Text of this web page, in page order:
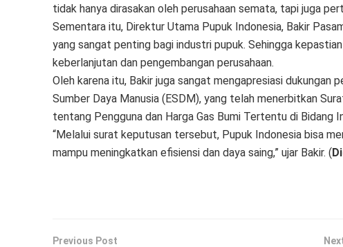
tidak hanya dirasakan oleh perusahaan semata, tapi juga
Sementara itu, Direktur Utama Pupuk Indonesia, Bakir
yang sangat penting bagi industri pupuk. Sehingga
keberlanjutan dan pengembangan perusahaan.
Oleh karena itu, Bakir juga sangat mengapresiasi dukungan
Sumber Daya Manusia (ESDM), yang telah menerbitkan
tentang Pengguna dan Harga Gas Bumi Tertentu di Bidang
“Melalui surat keputusan tersebut, Pupuk Indonesia bisa
mampu meningkatkan efisiensi dan daya saing,” ujar Bakir. (
Previous Post